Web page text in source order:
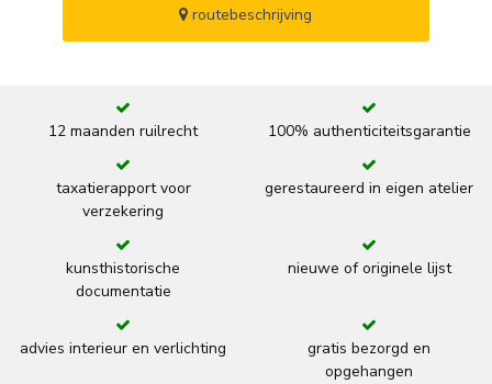
routebeschrijving
12 maanden ruilrecht 100% authenticiteitsgarantie
taxatierapport voor
verzekering
gerestaureerd in eigen atelier
kunsthistorische
documentatie
nieuwe of originele lijst
advies interieur en verlichting
gratis bezorgd en
opgehangen